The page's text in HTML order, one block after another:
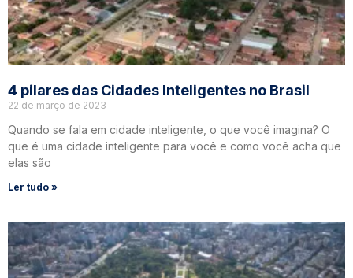
4 pilares das Cidades Inteligentes no Brasil
22 de março de 2023
Quando se fala em cidade inteligente, o que você imagina? O
que é uma cidade inteligente para você e como você acha que
elas são
Ler tudo »